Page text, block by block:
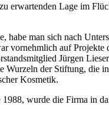
erwartenden Lage im
habe man sich nach
vornehmlich auf
Jürgen
Wurzeln der Stiftung, die
Kosmetik.
wurde die Firma in